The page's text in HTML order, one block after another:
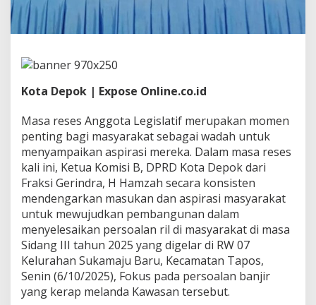
a
n
i
r
i
D
e
p
o
k
M
e
l
a
u
Kota Depok | Expose Online.co.id
Masa reses Anggota Legislatif merupakan momen
penting bagi masyarakat sebagai wadah untuk
menyampaikan aspirasi mereka. Dalam masa reses
kali ini, Ketua Komisi B, DPRD Kota Depok dari
Fraksi Gerindra, H Hamzah secara konsisten
mendengarkan masukan dan aspirasi masyarakat
untuk mewujudkan pembangunan dalam
menyelesaikan persoalan ril di masyarakat di masa
Sidang III tahun 2025 yang digelar di RW 07
Kelurahan Sukamaju Baru, Kecamatan Tapos,
Senin (6/10/2025), Fokus pada persoalan banjir
yang kerap melanda Kawasan tersebut.